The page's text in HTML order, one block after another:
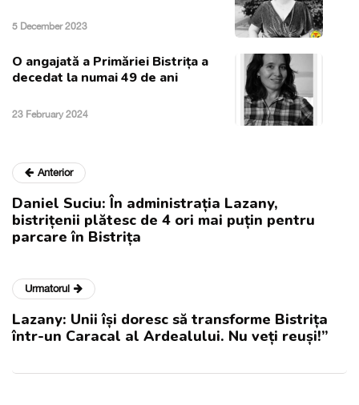
5 December 2023
O angajată a Primăriei Bistrița a
decedat la numai 49 de ani
23 February 2024
Anterior
Daniel Suciu: În administrația Lazany,
bistrițenii plătesc de 4 ori mai puțin pentru
parcare în Bistrița
Urmatorul
Lazany: Unii își doresc să transforme Bistrița
într-un Caracal al Ardealului. Nu veți reuși!”